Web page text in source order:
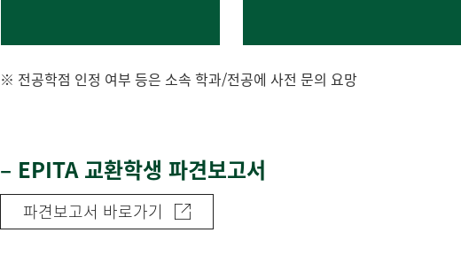
※ 전공학점 인정 여부 등은 소속 학과/전공에 사전 문의 요망
– EPITA 교환학생 파견보고서
파견보고서 바로가기